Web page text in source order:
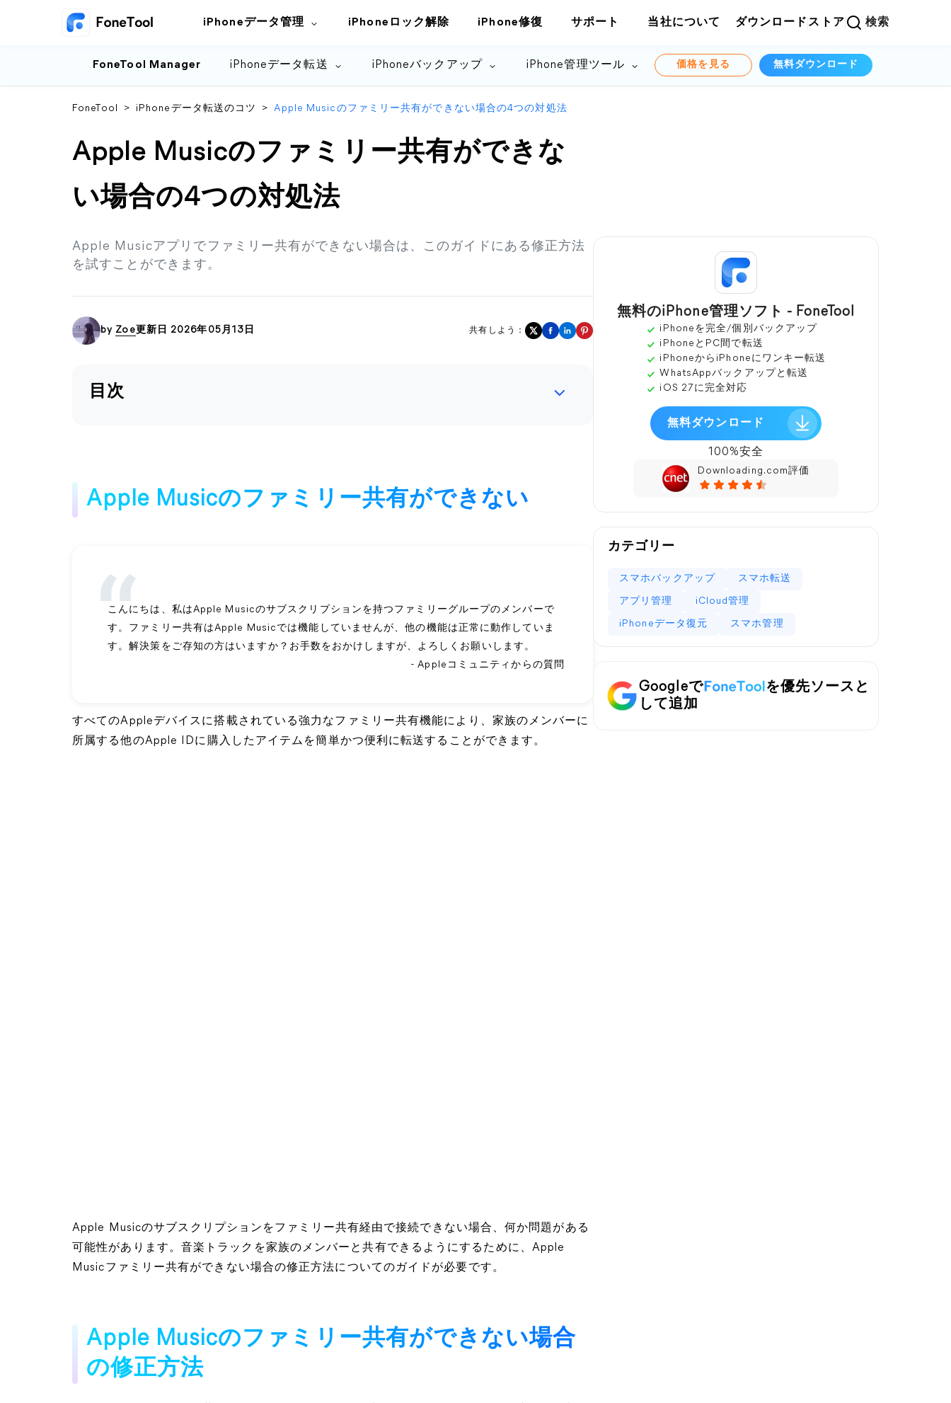
iPhoneデータ管理 iPhoneロック解除 iPhone修復 サポート 当社について ダウンロード ストア 検索
FoneTool Manager iPhoneデータ転送 iPhoneバックアップ iPhone管理ツール 価格を見る 無料ダウンロード
FoneTool > iPhoneデータ転送のコツ > Apple Musicのファミリー共有ができない場合の4つの対処法
Apple Musicのファミリー共有ができな
い場合の4つの対処法
Apple Musicアプリでファミリー共有ができない場合は、このガイドにある修正方法
を試すことができます。
by Zoe更新日 2026年05月13日 共有しよう：
目次
Apple Musicのファミリー共有ができない
こんにちは、私はApple Musicのサブスクリプションを持つファミリーグループのメンバーで
す。ファミリー共有はApple Musicでは機能していませんが、他の機能は正常に動作していま
す。解決策をご存知の方はいますか？お手数をおかけしますが、よろしくお願いします。
- Appleコミュニティからの質問
すべてのAppleデバイスに搭載されている強力なファミリー共有機能により、家族のメンバーに
所属する他のApple IDに購入したアイテムを簡単かつ便利に転送することができます。
Apple Musicのサブスクリプションをファミリー共有経由で接続できない場合、何か問題がある
可能性があります。音楽トラックを家族のメンバーと共有できるようにするために、Apple
Musicファミリー共有ができない場合の修正方法についてのガイドが必要です。
Apple Musicのファミリー共有ができない場合
の修正方法
無料のiPhone管理ソフト - FoneTool
iPhoneを完全/個別バックアップ
iPhoneとPC間で転送
iPhoneからiPhoneにワンキー転送
WhatsAppバックアップと転送
iOS 27に完全対応
無料ダウンロード
100%安全
Downloading.com評価
カテゴリー
スマホバックアップ スマホ転送
アプリ管理 iCloud管理
iPhoneデータ復元 スマホ管理
Googleで
を優先ソースと
して追加